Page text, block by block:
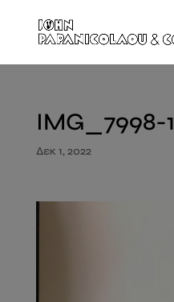
IMG_7998-1
Δεκ 1, 2022